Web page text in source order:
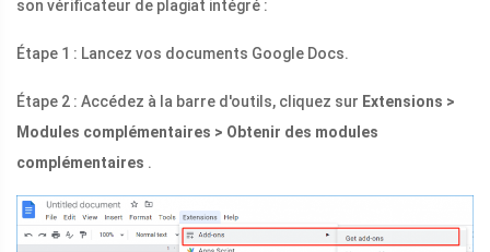
son vérificateur de plagiat intégré :
Étape 1 : Lancez vos documents Google Docs.
Étape 2 : Accédez à la barre d'outils, cliquez sur Extensions >
Modules complémentaires > Obtenir des modules
complémentaires .